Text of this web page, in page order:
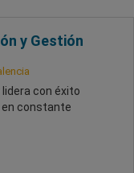
y Gestión
con éxito
en constante